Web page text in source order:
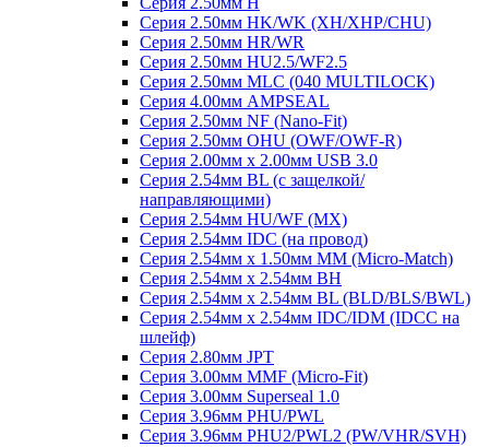
Серия 2.50мм HK/WK (XH/XHP/CHU)
Серия 2.50мм HR/WR
Серия 2.50мм HU2.5/WF2.5
Серия 2.50мм MLC (040 MULTILOCK)
Серия 4.00мм AMPSEAL
Серия 2.50мм NF (Nano-Fit)
Серия 2.50мм OHU (OWF/OWF-R)
Серия 2.00мм x 2.00мм USB 3.0
Серия 2.54мм BL (с защелкой/
направляющими)
Серия 2.54мм HU/WF (MX)
Серия 2.54мм IDC (на провод)
Серия 2.54мм х 1.50мм MM (Micro-Match)
Серия 2.54мм х 2.54мм BH
Серия 2.54мм х 2.54мм BL (BLD/BLS/BWL)
Серия 2.54мм х 2.54мм IDC/IDM (IDCC на
шлейф)
Серия 2.80мм JPT
Серия 3.00мм MMF (Micro-Fit)
Серия 3.00мм Superseal 1.0
Серия 3.96мм PHU/PWL
Серия 3.96мм PHU2/PWL2 (PW/VHR/SVH)